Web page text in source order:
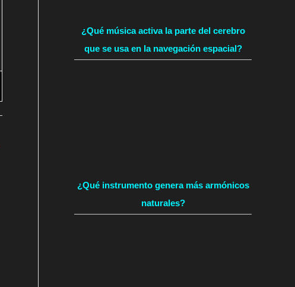
¿Qué música activa la parte del cerebro
que se usa en la navegación espacial?
¿Qué instrumento genera más armónicos
naturales?